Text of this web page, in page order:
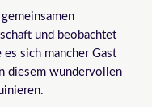
und beobachtet
sich mancher Gast
diesem wundervollen